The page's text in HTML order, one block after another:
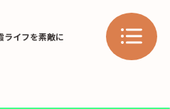
ライフを素敵に